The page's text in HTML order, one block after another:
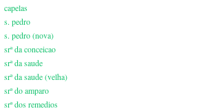
capelas
s. pedro
s. pedro (nova)
srª da conceicao
srª da saude
srª da saude (velha)
srª do amparo
srª dos remedios